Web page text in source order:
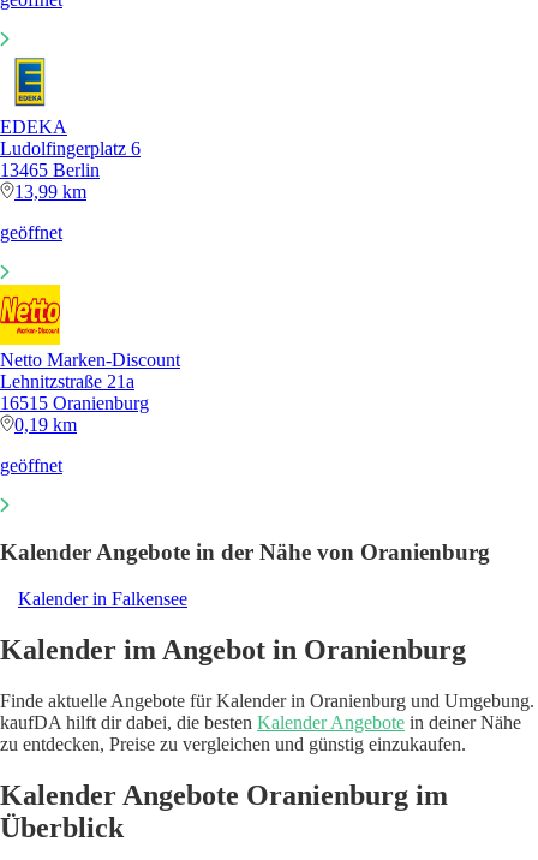
EDEKA
Ludolfingerplatz 6
13465 Berlin
13,99 km
geöffnet
Netto Marken-Discount
Lehnitzstraße 21a
16515 Oranienburg
0,19 km
geöffnet
Kalender Angebote in der Nähe von Oranienburg
Kalender in Falkensee
Kalender im Angebot in Oranienburg
Finde aktuelle Angebote für Kalender in Oranienburg und Umgebung.
kaufDA hilft dir dabei, die besten Kalender Angebote in deiner Nähe
zu entdecken, Preise zu vergleichen und günstig einzukaufen.
Kalender Angebote Oranienburg im
Überblick